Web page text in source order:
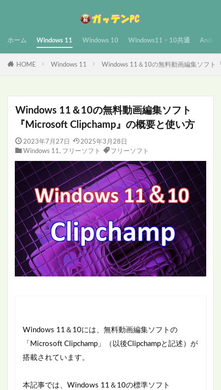
ホーム Windows 11 Windows 10 Windows11・10共通
HOME Windows 11 Windows 11＆10の無料動画編集ソフト
Windows 11＆10の無料動画編集ソフト
『Microsoft Clipchamp』の概要と使い方
2023年7月27日
2025年3月28日
Windows 11 , フリーソフト フリーソフト
Windows 11＆10には、無料動画編集ソフトの
「Microsoft Clipchamp」（以後Clipchampと記述）が
搭載されています。
本記事では、Windows 11＆10の標準ソフト